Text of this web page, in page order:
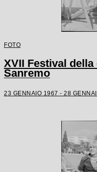
FOTO
XVII Festival
Sanremo
23 GENNAIO 1967 - 28